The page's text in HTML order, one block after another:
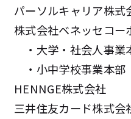
パーソルキャリア株式
株式会社ベネッセコー
・大学・社会人事業
・小中学校事業本部
HENNGE株式会社
三井住友カード株式会